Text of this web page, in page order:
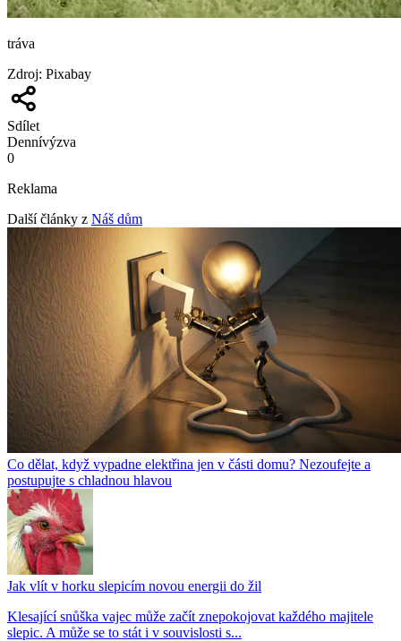
tráva
Zdroj: Pixabay
Sdílet
Dennívýzva
0
Reklama
Další články z Náš dům
Co dělat, když vypadne elektřina jen v části domu? Nezoufejte a
postupujte s chladnou hlavou
Jak vlít v horku slepicím novou energii do žil
Klesající snůška vajec může začít znepokojovat každého majitele
slepic. A může se to stát i v souvislosti s...